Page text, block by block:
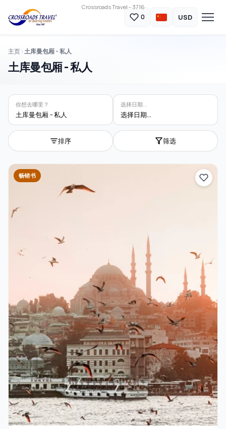
Crossroads Travel - 3716
0 USD
主页 土库曼包厢 - 私人
土库曼包厢 - 私人
你想去哪里？
土库曼包厢 - 私人
选择日期...
选择日期...
排序 筛选
畅销书